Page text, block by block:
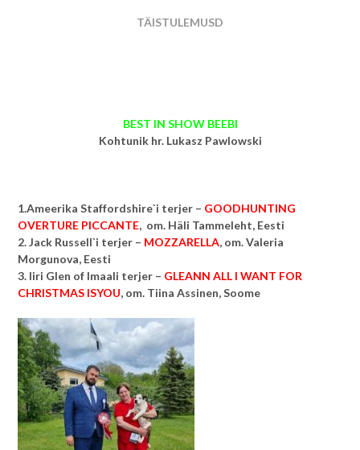
TÄISTULEMUSD
BEST IN SHOW BEEBI
Kohtunik hr. Lukasz Pawlowski
1.Ameerika Staffordshire`i terjer – GOODHUNTING
OVERTURE PICCANTE, om. Häli Tammeleht, Eesti
2. Jack Russell`i terjer – MOZZARELLA, om. Valeria
Morgunova, Eesti
3. Iiri Glen of Imaali terjer – GLEANN ALL I WANT FOR
CHRISTMAS ISYOU, om. Tiina Assinen, Soome